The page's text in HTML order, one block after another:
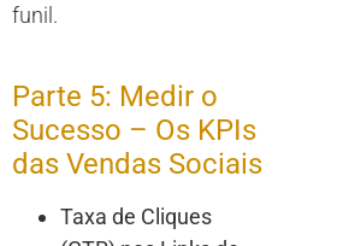
funil.
Parte 5: Medir o
Sucesso – Os KPIs
das Vendas Sociais
Taxa de Cliques